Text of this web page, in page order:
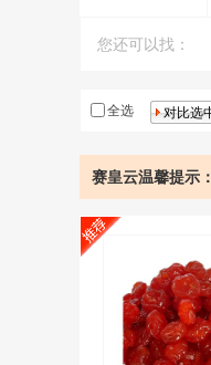
您还可以找：
全选
赛皇云温馨提示：